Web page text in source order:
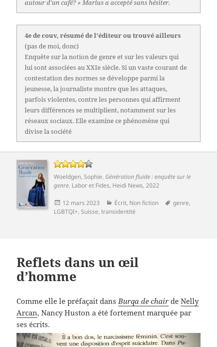
autour d'un café? » Marius a accepté sans hésiter.
4e de couv, résumé de l'éditeur ou trouvé ailleurs
(pas de moi, donc)
Enquête sur la notion de genre et sur les valeurs qui
lui sont associées au XXIe siècle. Si un vaste courant de
contestation des normes se développe parmi la
jeunesse, la journaliste montre que les attaques,
parfois violentes, contre les personnes qui affirment
leurs différences se multiplient, notamment sur les
réseaux sociaux. Elle examine ce phénomène qui
divise la société
Woeldgen, Sophie. Génération fluide : enquête sur le
genre. Labor et Fides, Heidi News, 2022
Publié
le
12 mars 2023 Catégories
Écrit, Non fiction
Mots-
genre,
LGBTQI+, Suisse, transidentité
Reflets dans un œil
d’homme
Comme elle le préfaçait dans Burqa de chair deNelly
Arcan, Nancy Huston a été fortement marquée par
ses écrits.